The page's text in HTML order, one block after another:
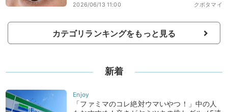
クボタマイ
2026/06/13 11:00
カテゴリランキングをもっと見る
新着
「ファミマのコレ絶対ウマいやつ！」中の人